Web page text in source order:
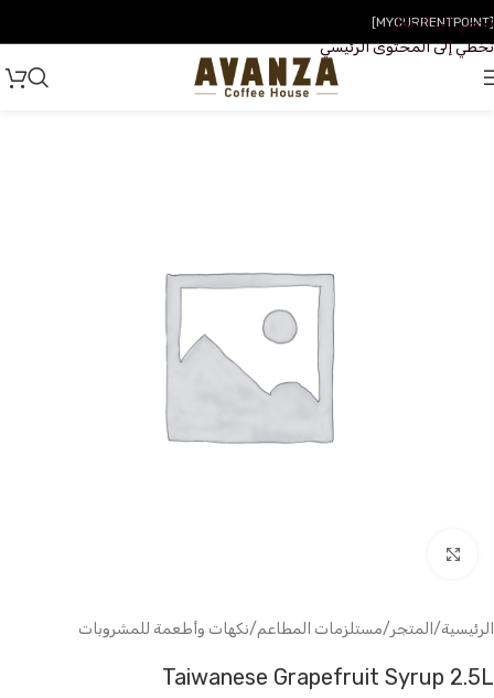
تخطي إلى التنقل
تخطي إلى المحتوى الرئيسي
[MYCURRENTPOINT]
الرئيسية/ المتجر/مستلزمات المطاعم/نكهات وأطعمة للمشروبات
Taiwanese Grapefruit Syrup 2.5L